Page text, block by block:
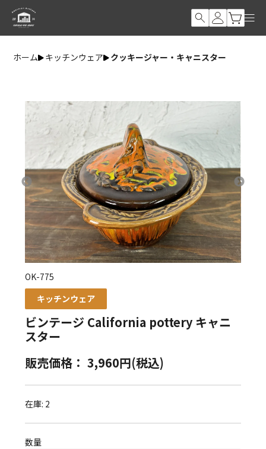
ホーム キッチンウェア クッキージャー・キャニスター
OK-775
キッチンウェア
ビンテージ California pottery キャニ
スター
販売価格： 3,960円(税込)
在庫: 2
数量